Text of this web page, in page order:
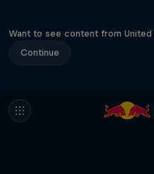
Want to see content from
Continue